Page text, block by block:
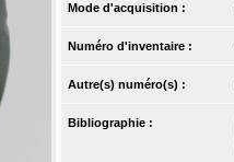
Mode d'acquisition :
Numéro d'inventaire :
Autre(s) numéro(s) :
Bibliographie :